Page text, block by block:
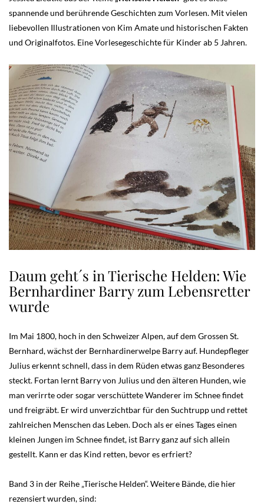
spannende und berührende Geschichten zum Vorlesen. Mit vielen
liebevollen Illustrationen von Kim Amate und historischen Fakten
und Originalfotos. Eine Vorlesegeschichte für Kinder ab 5 Jahren.
Daum geht´s in Tierische Helden: Wie
Bernhardiner Barry zum Lebensretter
wurde
Im Mai 1800, hoch in den Schweizer Alpen, auf dem Grossen St.
Bernhard, wächst der Bernhardinerwelpe Barry auf. Hundepfleger
Julius erkennt schnell, dass in dem Rüden etwas ganz Besonderes
steckt. Fortan lernt Barry von Julius und den älteren Hunden, wie
man verirrte oder sogar verschüttete Wanderer im Schnee findet
und freigräbt. Er wird unverzichtbar für den Suchtrupp und rettet
zahlreichen Menschen das Leben. Doch als er eines Tages einen
kleinen Jungen im Schnee findet, ist Barry ganz auf sich allein
gestellt. Kann er das Kind retten, bevor es erfriert?
Band 3 in der Reihe „Tierische Helden“. Weitere Bände, die hier
rezensiert wurden, sind: